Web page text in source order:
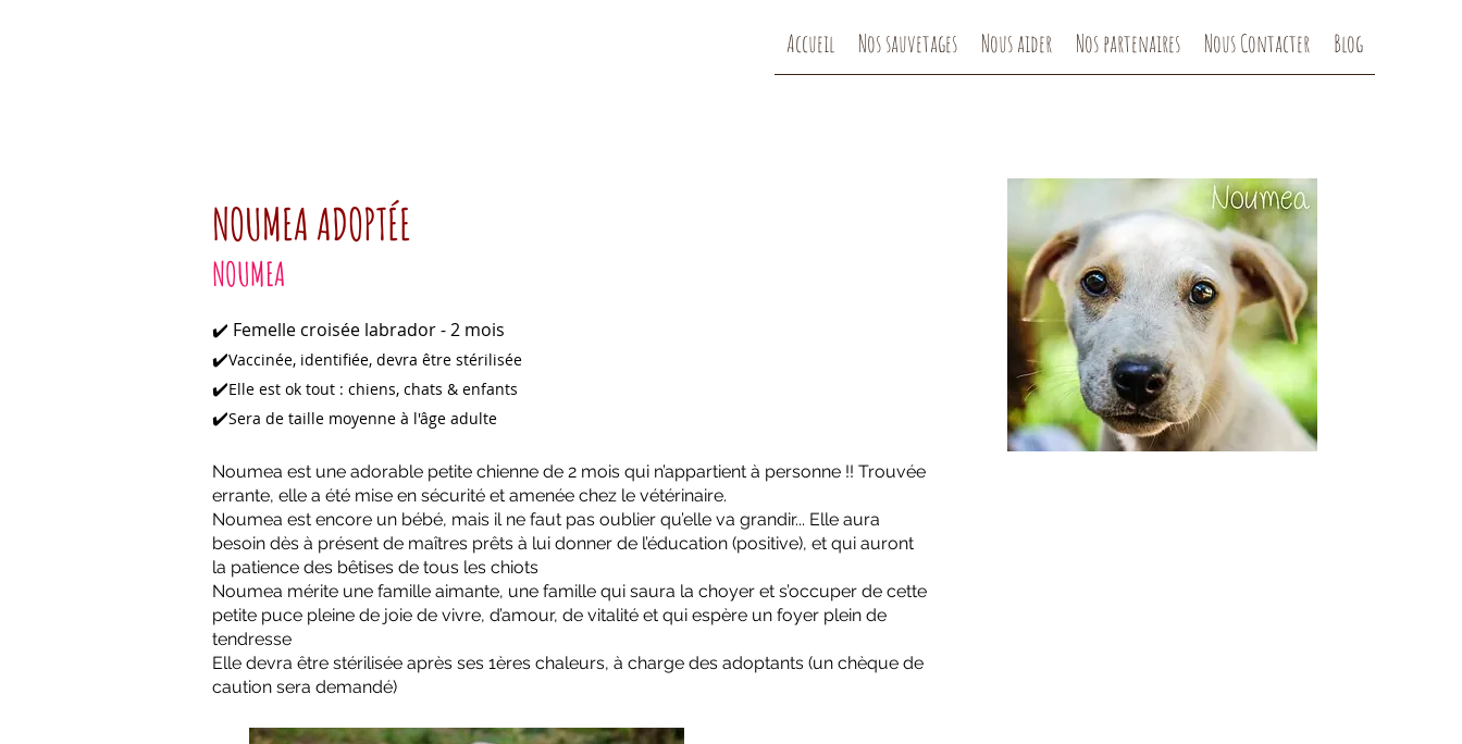
Accueil Nos sauvetages Nous aider Nos partenaires Nous Contacter Blog
NOUMEA ADOPTÉE
NOUMEA
✔️ Femelle croisée labrador - 2 mois
✔️Vaccinée, identifiée, devra être stérilisée
✔️Elle est ok tout : chiens, chats & enfants
✔️Sera de taille moyenne à l'âge adulte
Noumea est une adorable petite chienne de 2 mois qui n’appartient à personne !! Trouvée
errante, elle a été mise en sécurité et amenée chez le vétérinaire.
Noumea est encore un bébé, mais il ne faut pas oublier qu’elle va grandir... Elle aura
besoin dès à présent de maîtres prêts à lui donner de l’éducation (positive), et qui auront
la patience des bêtises de tous les chiots
Noumea mérite une famille aimante, une famille qui saura la choyer et s’occuper de cette
petite puce pleine de joie de vivre, d’amour, de vitalité et qui espère un foyer plein de
tendresse
Elle devra être stérilisée après ses 1ères chaleurs, à charge des adoptants (un chèque de
caution sera demandé)